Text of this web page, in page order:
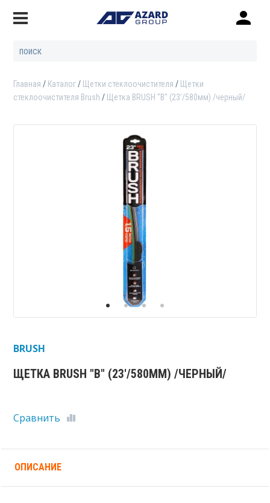
Главная Каталог Щетки стеклоочистителя
Щетки
стеклоочистителя Brush
Щетка BRUSH "B" (23'/580мм) /черный/
ЩЕТКА BRUSH "B" (23'/580ММ) /ЧЕРНЫЙ/
BRUSH
Сравнить
ОПИСАНИЕ